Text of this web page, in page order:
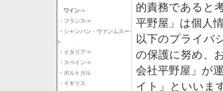
ワイン->
- フランス->
- シャンパン・ヴァンムスー-
>
- イタリア->
- スペイン->
- ポルトガル
- イギリス
的責務であると
平野屋」は個人
以下のプライバ
の保護に努め、
会社平野屋」が
イト」といいま